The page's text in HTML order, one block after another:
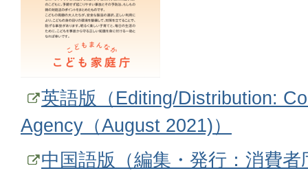
英語版（Editing/Distribution:
Agency（August 2021)）
中国語版（編集・発行：消費